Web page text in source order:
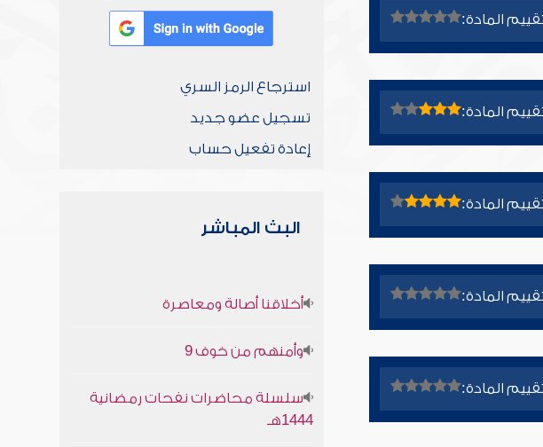
المادة:
المادة:
المادة:
المادة:
المادة:
استرجاع الرمز السري
تسجيل عضو جديد
إعادة تفعيل حساب
البث المباشر
أخلاقنا أصالة ومعاصرة
وأمنهم من خوف 9
سلسلة محاضرات نفحات رمضانية
1444هـ